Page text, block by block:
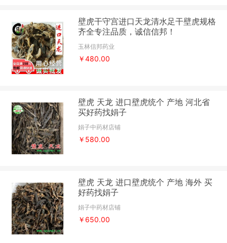
壁虎干守宫进口天龙清水足干壁虎规格
齐全专注品质，诚信信邦！
玉林信邦药业
￥480.00
壁虎 天龙 进口壁虎统个 产地 河北省
买好药找娟子
娟子中药材店铺
￥580.00
壁虎 天龙 进口壁虎统个 产地 海外 买
好药找娟子
娟子中药材店铺
￥650.00